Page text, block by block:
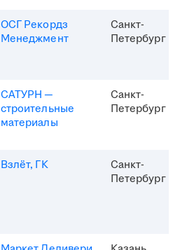
ОСГ Рекордз
Менеджмент
Санкт-
Петербург
САТУРН —
строительные
материалы
Санкт-
Петербург
Взлёт, ГК
Санкт-
Петербург